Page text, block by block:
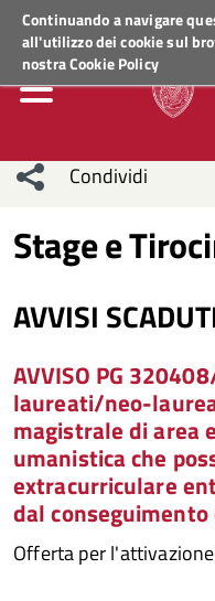
Continuando a navigare
all'utilizzo dei cookie sul
nostraCookie Policy
Regione Veneto
Condividi
network
Condividi
Stage e
AVVISI
AVVISO PG
laureati/neo-
magistrale di area
umanistica che
extracurriculare
dal
Offerta per